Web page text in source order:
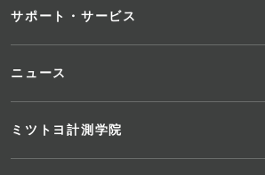
ー
サポート・サービス
ニュース
ミツトヨ計測学院